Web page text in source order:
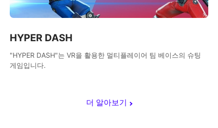
더 알아보기
HYPER DASH
"HYPER DASH"는 VR을 활용한 멀티플레이어 팀 베이스의 슈팅
게임입니다.